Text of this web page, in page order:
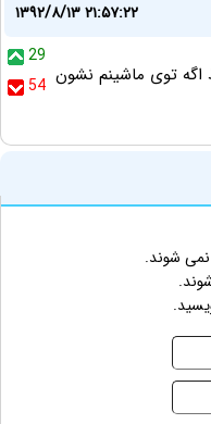
۱۳۹۲/۸/۱۳ ۲۱:۵۷:۲۲
29
54 توی ماشینم نشون
نمی شوند.